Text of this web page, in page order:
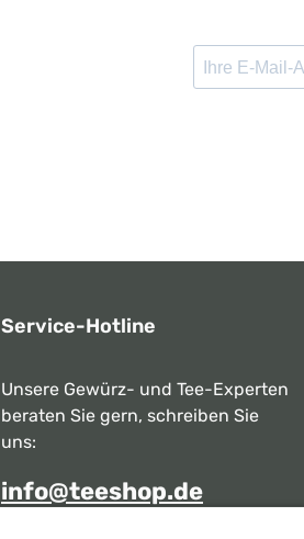
Service-Hotline
Unsere Gewürz- und Tee-Experten
beraten Sie gern, schreiben Sie
uns:
info@teeshop.de